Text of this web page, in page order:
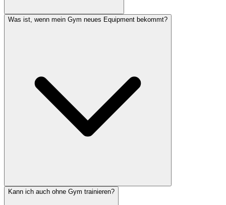
Was ist, wenn mein Gym neues Equipment bekommt?
Kann ich auch ohne Gym trainieren?